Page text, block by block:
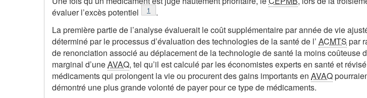
évaluer l’excès potentiel
Note de bas de page
1
.
La première partie de l’analyse évaluerait le coût supplémentaire par année de vie
déterminé par le processus d’évaluation des technologies de la santé de l’ ACMTS par
de renonciation associé au déplacement de la technologie de santé la moins coûteuse
marginal d’uneAVAQ, tel qu’il est calculé par les économistes experts en santé et
médicaments qui prolongent la vie ou procurent des gains importants en AVAQ
démontré une plus grande volonté de payer pour ce type de médicaments.